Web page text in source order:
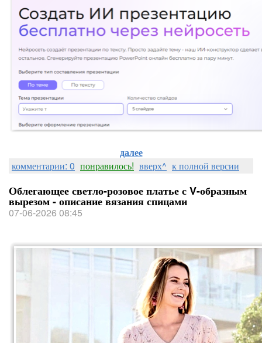
далее
комментарии: 0 понравилось! вверх^ к полной версии
Облегающее светло-розовое платье с V-образным
вырезом - описание вязания спицами
07-06-2026 08:45